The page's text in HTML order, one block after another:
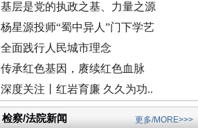
男子曝妻子和公职人员多次开房
女子自曝怀孕时摆烂丈夫是副处
警察违停致摩托司机追尾死亡？
三亚再通报游客被不明物咬伤离..
社区书记开车追撵女子撞伤2人
医院回应要求先献血再输血致人..
外交部发布重磅视频：《不跪！》
基层是党的执政之基、力量之源
杨星源投师“蜀中异人”门下学艺
全面践行人民城市理念
传承红色基因，赓续红色血脉
深度关注丨红岩育廉 久久为功..
检察/法院新闻 更多/MORE>>>